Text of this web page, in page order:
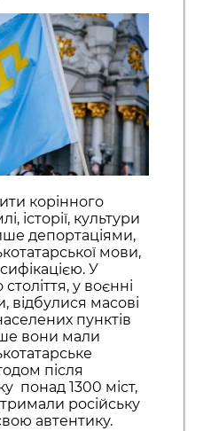
корінного
історії, культури
депортаціями,
мови,
У
у воєнні
відбулися масові
пунктів
вони мали
після
понад 1300 міст,
російську
автентику.